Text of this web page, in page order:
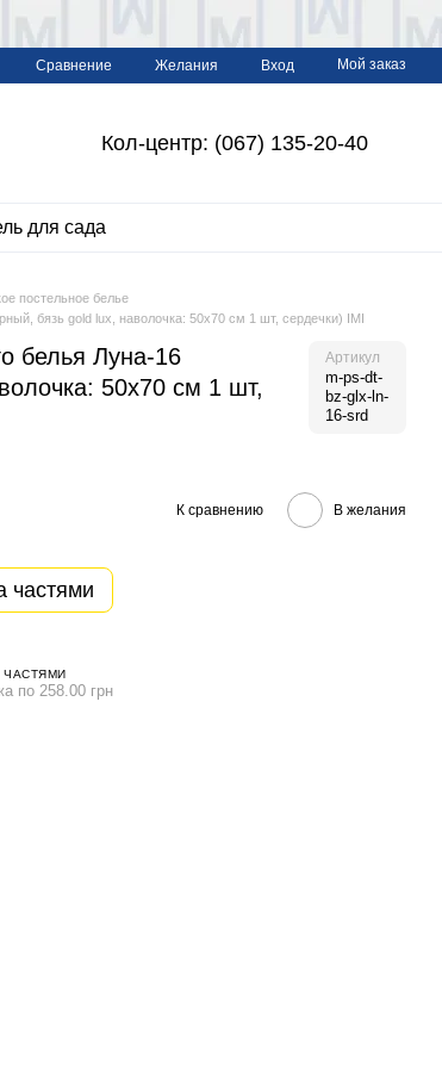
Сравнение Желания Вход Мой заказ
Кол-центр: (067) 135-20-40
для сада
постельное белье
бязь gold lux, наволочка: 50х70 см 1 шт, сердечки) IMI
белья Луна-16
50х70 см 1 шт,
Артикул
m-ps-dt-
bz-glx-ln-
16-srd
К сравнению В желания
частями
ЧАСТЯМИ
по 258.00 грн